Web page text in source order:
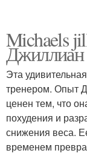
Michaels
Эта
тренером. Опыт
ценен тем, что
похудения и
снижения веса.
временем